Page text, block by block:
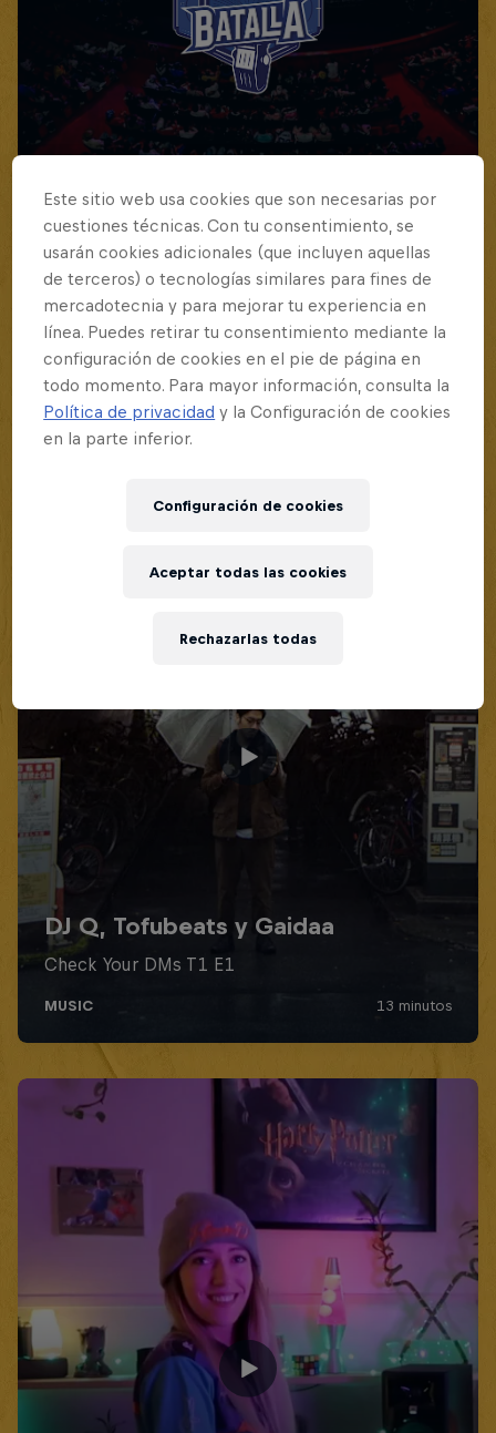
Red Bull Batalla Final Torneo de Plazas
2026
19 Septiembre 2026
Lima, Peru
MC BATTLE
Próximo evento
Este sitio web usa cookies que son necesarias por
cuestiones técnicas. Con tu consentimiento, se
usarán cookies adicionales (que incluyen aquellas
de terceros) o tecnologías similares para fines de
mercadotecnia y para mejorar tu experiencia en
línea. Puedes retirar tu consentimiento mediante la
configuración de cookies en el pie de página en
todo momento. Para mayor información, consulta la
Política de privacidad y la Configuración de cookies
en la parte inferior.
Configuración de cookies
Rechazarlas todas
Aceptar todas las cookies